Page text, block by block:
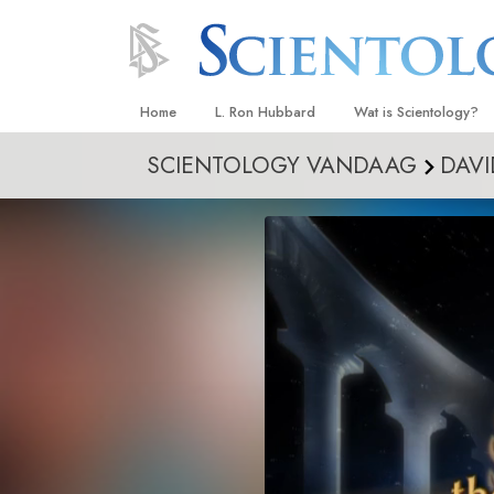
Home L. Ron Hubbard Wat is Scientology?
Overtuigingen &
De Credo’s en
Wat scientologen
Scientology
Maak kennis met
Binnen in een Kerk
De
Een Inleiding tot
SCIENTOLOGY VANDAAG